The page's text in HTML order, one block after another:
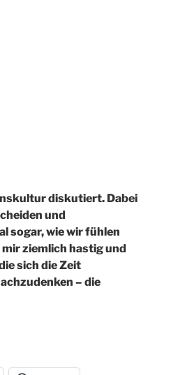
diskutiert. Dabei
und
sogar, wie wir fühlen
ziemlich hastig und
sich die Zeit
– die